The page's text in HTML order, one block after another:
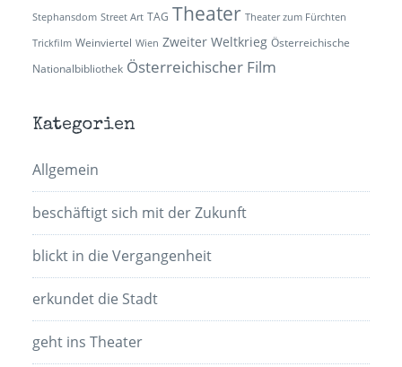
Stephansdom Street Art TAG Theater Theater zum Fürchten
Trickfilm Weinviertel Wien Zweiter Weltkrieg Österreichische
Nationalbibliothek Österreichischer Film
Kategorien
Allgemein
beschäftigt sich mit der Zukunft
blickt in die Vergangenheit
erkundet die Stadt
geht ins Theater